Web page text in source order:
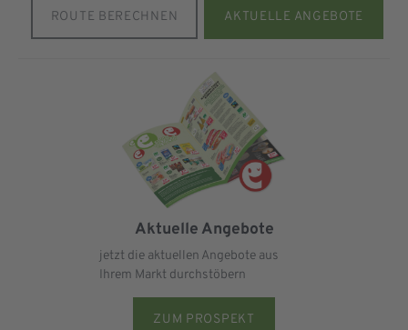
ROUTE BERECHNEN AKTUELLE ANGEBOTE
Aktuelle Angebote
jetzt die aktuellen Angebote aus
Ihrem Markt durchstöbern
ZUM PROSPEKT